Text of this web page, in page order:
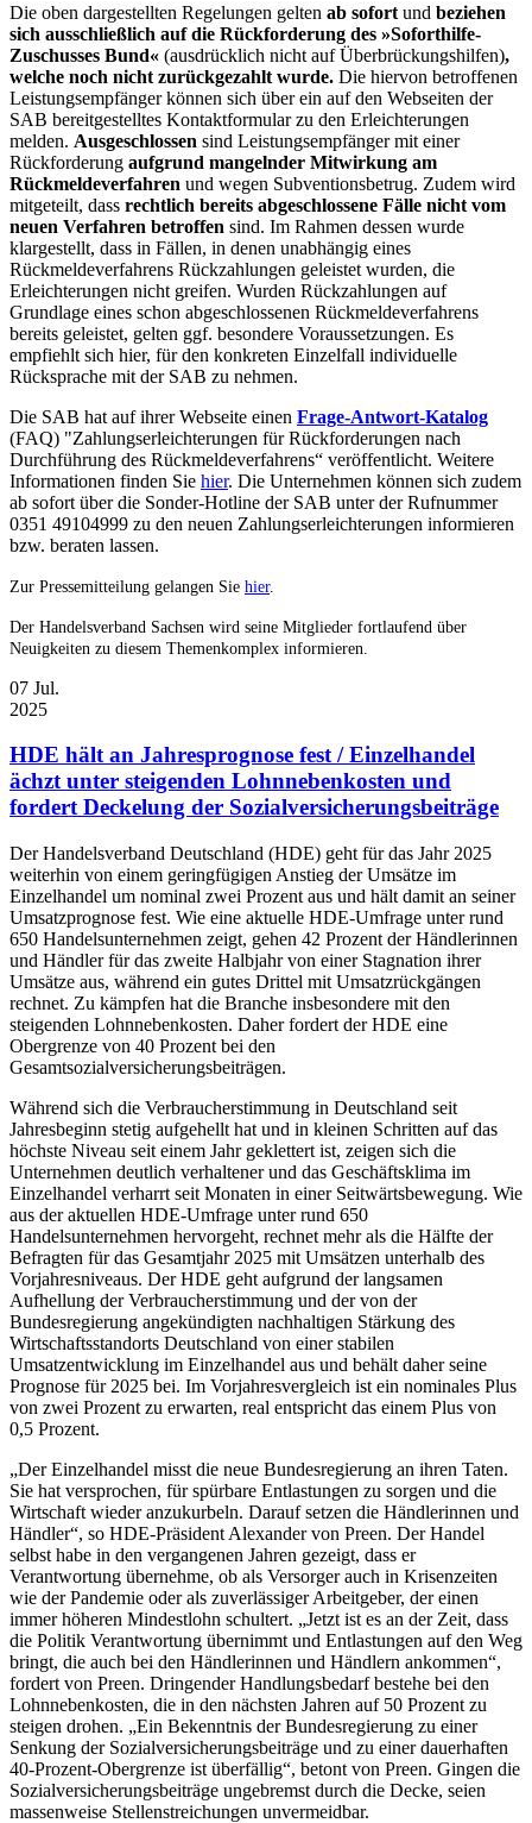
Die oben dargestellten Regelungen gelten ab sofort und beziehen
sich ausschließlich auf die Rückforderung des »Soforthilfe-
Zuschusses Bund« (ausdrücklich nicht auf Überbrückungshilfen),
welche noch nicht zurückgezahlt wurde. Die hiervon betroffenen
Leistungsempfänger können sich über ein auf den Webseiten der
SAB bereitgestelltes Kontaktformular zu den Erleichterungen
melden. Ausgeschlossen sind Leistungsempfänger mit einer
Rückforderung aufgrund mangelnder Mitwirkung am
Rückmeldeverfahren und wegen Subventionsbetrug. Zudem wird
mitgeteilt, dass rechtlich bereits abgeschlossene Fälle nicht vom
neuen Verfahren betroffen sind. Im Rahmen dessen wurde
klargestellt, dass in Fällen, in denen unabhängig eines
Rückmeldeverfahrens Rückzahlungen geleistet wurden, die
Erleichterungen nicht greifen. Wurden Rückzahlungen auf
Grundlage eines schon abgeschlossenen Rückmeldeverfahrens
bereits geleistet, gelten ggf. besondere Voraussetzungen. Es
empfiehlt sich hier, für den konkreten Einzelfall individuelle
Rücksprache mit der SAB zu nehmen.
Die SAB hat auf ihrer Webseite einen Frage-Antwort-Katalog
(FAQ) "Zahlungserleichterungen für Rückforderungen nach
Durchführung des Rückmeldeverfahrens“ veröffentlicht. Weitere
Informationen finden Sie hier. Die Unternehmen können sich zudem
ab sofort über die Sonder-Hotline der SAB unter der Rufnummer
0351 49104999 zu den neuen Zahlungserleichterungen informieren
bzw. beraten lassen.
Zur Pressemitteilung gelangen Sie hier.
Der Handelsverband Sachsen wird seine Mitglieder fortlaufend über
Neuigkeiten zu diesem Themenkomplex informieren.
07 Jul.
2025
HDE hält an Jahresprognose fest / Einzelhandel
ächzt unter steigenden Lohnnebenkosten und
fordert Deckelung der Sozialversicherungsbeiträge
Der Handelsverband Deutschland (HDE) geht für das Jahr 2025
weiterhin von einem geringfügigen Anstieg der Umsätze im
Einzelhandel um nominal zwei Prozent aus und hält damit an seiner
Umsatzprognose fest. Wie eine aktuelle HDE-Umfrage unter rund
650 Handelsunternehmen zeigt, gehen 42 Prozent der Händlerinnen
und Händler für das zweite Halbjahr von einer Stagnation ihrer
Umsätze aus, während ein gutes Drittel mit Umsatzrückgängen
rechnet. Zu kämpfen hat die Branche insbesondere mit den
steigenden Lohnnebenkosten. Daher fordert der HDE eine
Obergrenze von 40 Prozent bei den
Gesamtsozialversicherungsbeiträgen.
Während sich die Verbraucherstimmung in Deutschland seit
Jahresbeginn stetig aufgehellt hat und in kleinen Schritten auf das
höchste Niveau seit einem Jahr geklettert ist, zeigen sich die
Unternehmen deutlich verhaltener und das Geschäftsklima im
Einzelhandel verharrt seit Monaten in einer Seitwärtsbewegung. Wie
aus der aktuellen HDE-Umfrage unter rund 650
Handelsunternehmen hervorgeht, rechnet mehr als die Hälfte der
Befragten für das Gesamtjahr 2025 mit Umsätzen unterhalb des
Vorjahresniveaus. Der HDE geht aufgrund der langsamen
Aufhellung der Verbraucherstimmung und der von der
Bundesregierung angekündigten nachhaltigen Stärkung des
Wirtschaftsstandorts Deutschland von einer stabilen
Umsatzentwicklung im Einzelhandel aus und behält daher seine
Prognose für 2025 bei. Im Vorjahresvergleich ist ein nominales Plus
von zwei Prozent zu erwarten, real entspricht das einem Plus von
0,5 Prozent.
„Der Einzelhandel misst die neue Bundesregierung an ihren Taten.
Sie hat versprochen, für spürbare Entlastungen zu sorgen und die
Wirtschaft wieder anzukurbeln. Darauf setzen die Händlerinnen und
Händler“, so HDE-Präsident Alexander von Preen. Der Handel
selbst habe in den vergangenen Jahren gezeigt, dass er
Verantwortung übernehme, ob als Versorger auch in Krisenzeiten
wie der Pandemie oder als zuverlässiger Arbeitgeber, der einen
immer höheren Mindestlohn schultert. „Jetzt ist es an der Zeit, dass
die Politik Verantwortung übernimmt und Entlastungen auf den Weg
bringt, die auch bei den Händlerinnen und Händlern ankommen“,
fordert von Preen. Dringender Handlungsbedarf bestehe bei den
Lohnnebenkosten, die in den nächsten Jahren auf 50 Prozent zu
steigen drohen. „Ein Bekenntnis der Bundesregierung zu einer
Senkung der Sozialversicherungsbeiträge und zu einer dauerhaften
40-Prozent-Obergrenze ist überfällig“, betont von Preen. Gingen die
Sozialversicherungsbeiträge ungebremst durch die Decke, seien
massenweise Stellenstreichungen unvermeidbar.